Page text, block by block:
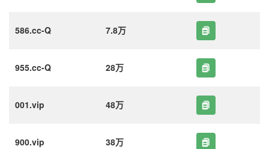
586.cc-Q 7.8万
955.cc-Q 28万
001.vip 48万
900.vip 38万